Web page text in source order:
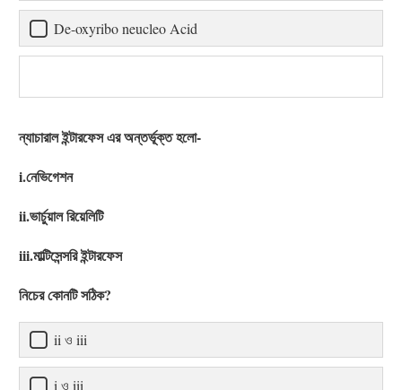
De-oxyribo neucleo Acid
ন্যাচারাল ইন্টারফেস এর অন্তর্ভূক্ত হলো-
i.নেভিগেশন
ii.ভার্চুয়াল রিয়েলিটি
iii.মাল্টিসেন্সরি ইন্টারফেস
নিচের কোনটি সঠিক?
ii ও iii
i ও iii